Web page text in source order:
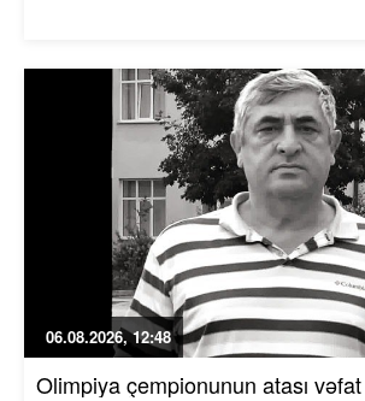
06.08.2026, 12:48
Olimpiya çempionunun atası